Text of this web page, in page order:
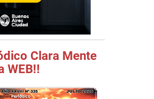
Clara Mente
WEB!!